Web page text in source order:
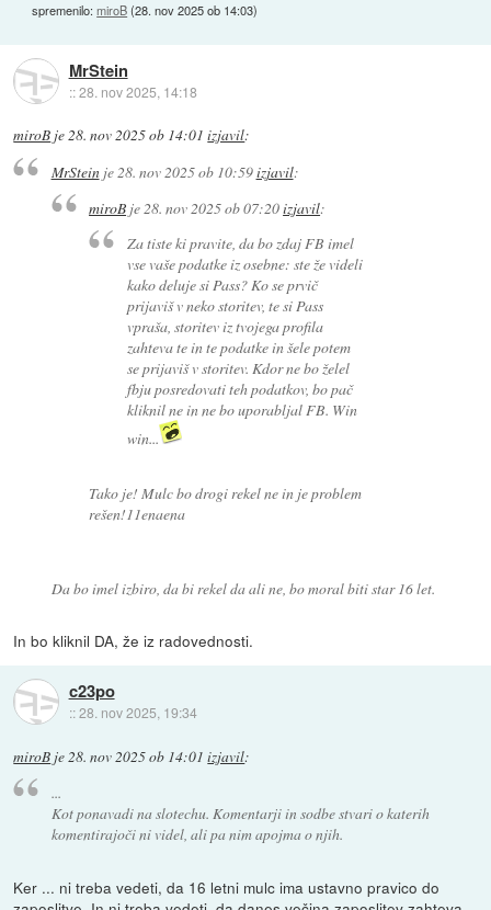
spremenilo:miroB(28. nov 2025 ob 14:03)
MrStein
::28. nov 2025, 14:18
miroB je28. nov 2025 ob 14:01 izjavil:
MrSteinje28. nov 2025 ob 10:59izjavil:
miroB je 28. nov 2025 ob 07:20izjavil:
Za tiste ki pravite, da bo zdaj FB imel
vse vaše podatke iz osebne: ste že videli
kako deluje si Pass? Ko se prvič
prijaviš v neko storitev, te si Pass
vpraša, storitev iz tvojega profila
zahteva te in te podatke in šele potem
se prijaviš v storitev. Kdor ne bo želel
fbju posredovati teh podatkov, bo pač
kliknil ne in ne bo uporabljal FB. Win
win...
Tako je! Mulc bo drogi rekel ne in je problem
rešen!11enaena
Da bo imel izbiro, da bi rekel da ali ne, bo moral biti star 16 let.
In bo kliknil DA, že iz radovednosti.
c23po
::28. nov 2025, 19:34
miroB je 28. nov 2025 ob 14:01 izjavil:
...
Kot ponavadi na slotechu. Komentarji in sodbe stvari o katerih
komentirajoči ni videl, ali pa nim apojma o njih.
Ker ... ni treba vedeti, da 16 letni mulc ima ustavno pravico do